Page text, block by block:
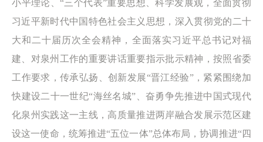
小平理论、“三个代表”重要思想、科学发展观，全面贯彻
习近平新时代中国特色社会主义思想，深入贯彻党的二十
大和二十届历次全会精神，全面落实习近平总书记对福
建、对泉州工作的重要讲话重要指示批示精神，按照省委
工作要求，传承弘扬、创新发展“晋江经验”，紧紧围绕加
快建设二十一世纪“海丝名城”、奋勇争先推进中国式现代
化泉州实践这一主线，高质量推进两岸融合发展示范区建
设这一使命，统筹推进“五位一体”总体布局，协调推进“四